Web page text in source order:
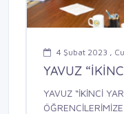
4 Şubat 2023 ,
YAVUZ
YAVUZ “İKİNCİ